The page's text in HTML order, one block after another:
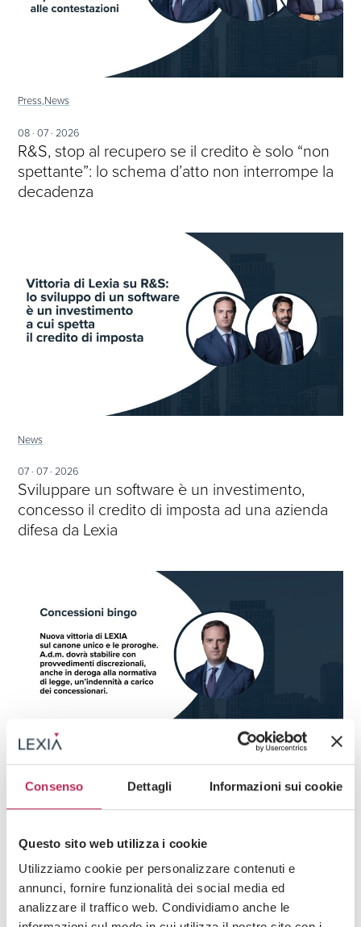
Consenso Dettagli Informazioni sui cookie
Questo sito web utilizza i cookie
Utilizziamo cookie per personalizzare contenuti e
annunci, fornire funzionalità dei social media ed
analizzare il traffico web. Condividiamo anche le
Press,News
08 · 07 · 2026
R&S, stop al recupero se il credito è solo “non
spettante”: lo schema d’atto non interrompe la
decadenza
News
07 · 07 · 2026
Sviluppare un software è un investimento,
concesso il credito di imposta ad una azienda
difesa da Lexia
15 · 05 · 2026
Verso una redistribuzione del “costo” delle
proroghe illegittime all’interno del mercato
Guarda tutti +